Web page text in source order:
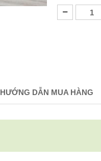
HƯỚNG DẪN MUA HÀNG